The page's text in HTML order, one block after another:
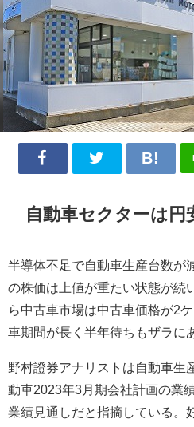
自動車セクターは円
半導体不足で自動車生産台数が
の株価は上値が重たい状態が続
ら中古車市場は中古車価格が2
車期間が長く半年待ちもザラに
野村證券アナリストは自動車生
動車2023年3月期会社計画の業
業績見通しだと指摘している。